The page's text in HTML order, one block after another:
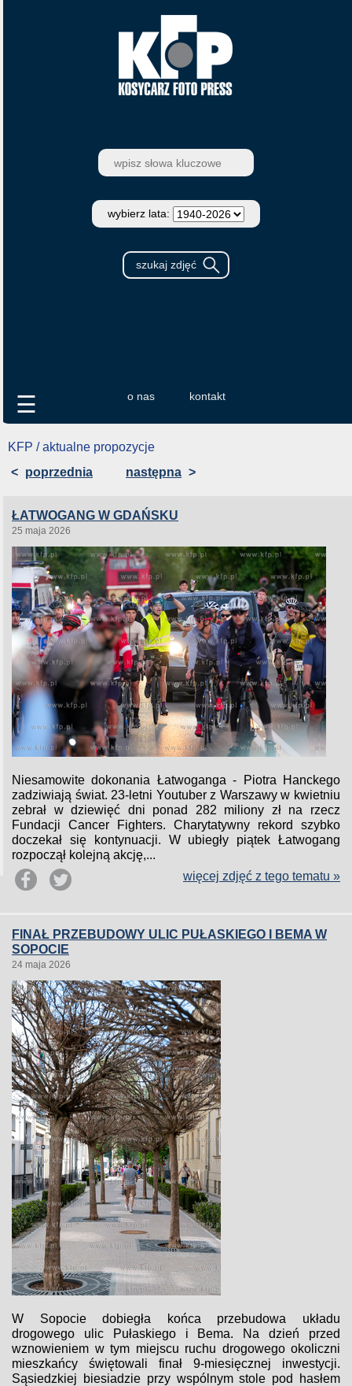
wybierz lata:
o nas kontakt
☰
KFP / aktualne propozycje
< poprzednia następna >
ŁATWOGANG W GDAŃSKU
25 maja 2026
Niesamowite dokonania Łatwoganga - Piotra Hanckego
zadziwiają świat. 23-letni Youtuber z Warszawy w kwietniu
zebrał w dziewięć dni ponad 282 miliony zł na rzecz
Fundacji Cancer Fighters. Charytatywny rekord szybko
doczekał się kontynuacji. W ubiegły piątek Łatwogang
rozpoczął kolejną akcję,...
więcej zdjęć z tego tematu »
FINAŁ PRZEBUDOWY ULIC PUŁASKIEGO I BEMA W
SOPOCIE
24 maja 2026
W Sopocie dobiegła końca przebudowa układu
drogowego ulic Pułaskiego i Bema. Na dzień przed
wznowieniem w tym miejscu ruchu drogowego okoliczni
mieszkańcy świętowali finał 9-miesięcznej inwestycji.
Sąsiedzkiej biesiadzie przy wspólnym stole pod hasłem